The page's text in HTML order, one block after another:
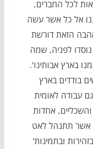
לכל החברים,
אל כל אשר עשה
הזאת דורשת
לפניה, שמה
בארץ אבותינו'.
בודדים בארץ
עבודה לאומית
אחדות
אשר תתנהל לאט
ובתמינות'